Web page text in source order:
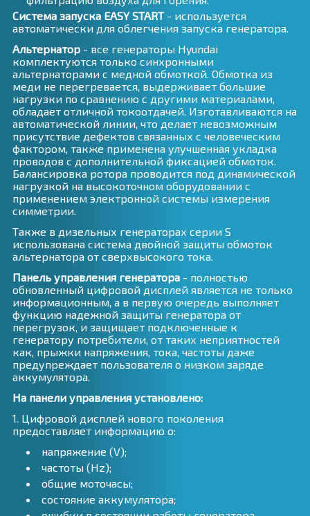
Система запуска EASY START- используется
автоматически для облегчения запуска генератора.
Альтернатор - все генераторы Hyundai
комплектуются только синхронными
альтернаторами с медной обмоткой. Обмотка из
меди не перегревается, выдерживает большие
нагрузки по сравнению с другими материалами,
обладает отличной токоотдачей. Изготавливаются на
автоматической линии, что делает невозможным
присутствие дефектов связанных с человеческим
фактором, также применена улучшенная укладка
проводов с дополнительной фиксацией обмоток.
Балансировка ротора проводится под динамической
нагрузкой на высокоточном оборудовании с
применением электронной системы измерения
симметрии.
Также в дизельных генераторах серии S
использована система двойной защиты обмоток
альтернатора от сверхвысокого тока.
Панель управления генератора- полностью
обновленный цифровой дисплей является не только
информационным, а в первую очередь выполняет
функцию надежной защиты генератора от
перегрузок, и защищает подключенные к
генератору потребители, от таких неприятностей
как, прыжки напряжения, тока, частоты даже
предупреждает пользователя о низком заряде
аккумулятора.
На панели управления установлено:
1. Цифровой дисплей нового поколения
предоставляет информацию о:
напряжение (V);
частоты (Hz);
общие моточасы;
состояние аккумулятора;